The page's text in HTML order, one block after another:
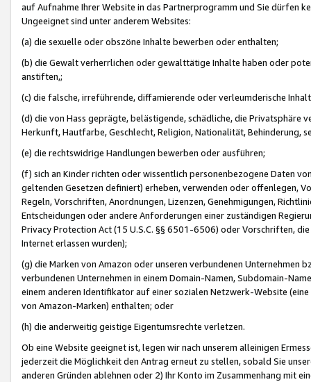
auf Aufnahme Ihrer Website in das Partnerprogramm und Sie dürfen
Ungeeignet sind unter anderem Websites:
(a) die sexuelle oder obszöne Inhalte bewerben oder enthalten;
(b) die Gewalt verherrlichen oder gewalttätige Inhalte haben oder
anstiften,;
(c) die falsche, irreführende, diffamierende oder verleumderische
(d) die von Hass geprägte, belästigende, schädliche, die Privatsphäre
Herkunft, Hautfarbe, Geschlecht, Religion, Nationalität, Behinderung,
(e) die rechtswidrige Handlungen bewerben oder ausführen;
(f) sich an Kinder richten oder wissentlich personenbezogene Daten
geltenden Gesetzen definiert) erheben, verwenden oder offenlegen,
Regeln, Vorschriften, Anordnungen, Lizenzen, Genehmigungen,
Entscheidungen oder andere Anforderungen einer zuständigen
Privacy Protection Act (15 U.S.C. §§ 6501-6506) oder Vorschriften,
Internet erlassen wurden);
(g) die Marken von Amazon oder unseren verbundenen Unternehmen
verbundenen Unternehmen in einem Domain-Namen, Subdomain-
einem anderen Identifikator auf einer sozialen Netzwerk-Website
von Amazon-Marken) enthalten; oder
(h) die anderweitig geistige Eigentumsrechte verletzen.
Ob eine Website geeignet ist, legen wir nach unserem alleinigen
jederzeit die Möglichkeit den Antrag erneut zu stellen, sobald Sie
anderen Gründen ablehnen oder 2) Ihr Konto im Zusammenhang mit